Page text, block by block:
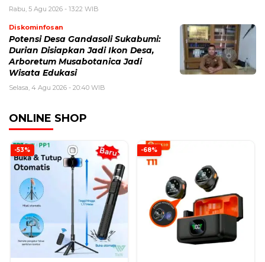
Rabu, 5 Agu 2026 - 13:22 WIB
Diskominfosan
Potensi Desa Gandasoli Sukabumi:
Durian Disiapkan Jadi Ikon Desa,
Arboretum Musabotanica Jadi
Wisata Edukasi
Selasa, 4 Agu 2026 - 20:40 WIB
ONLINE SHOP
-53% -68%